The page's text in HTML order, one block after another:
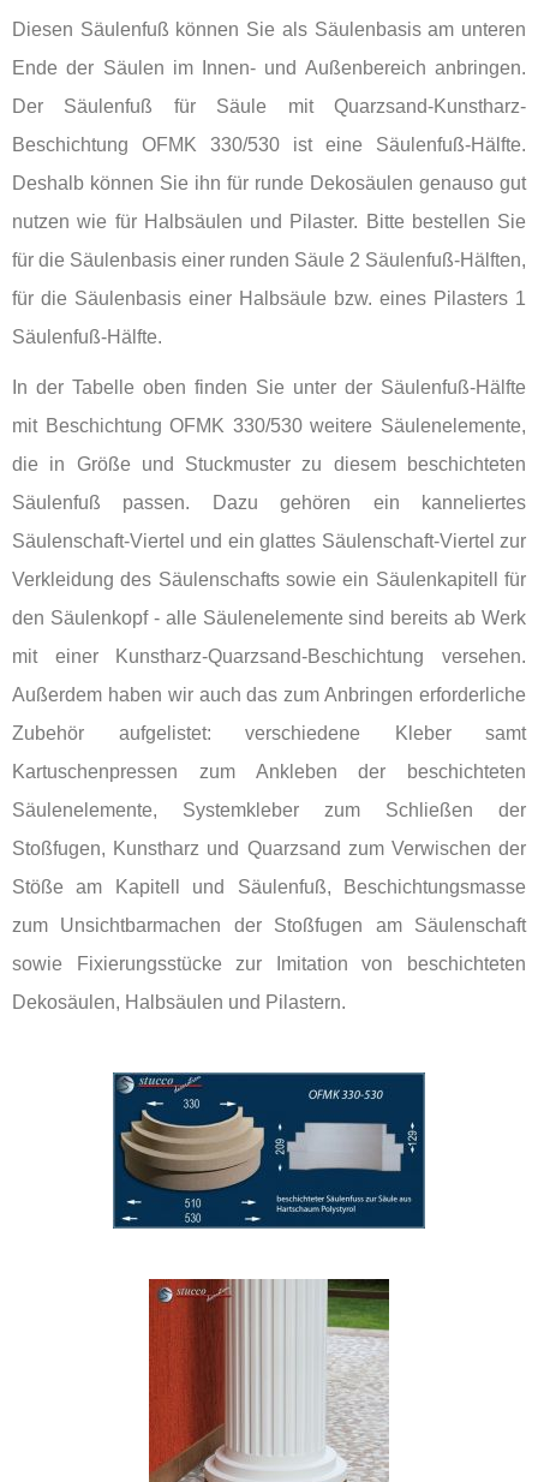
Diesen Säulenfuß können Sie als Säulenbasis am unteren
Ende der Säulen im Innen- und Außenbereich anbringen.
Der Säulenfuß für Säule mit Quarzsand-Kunstharz-
Beschichtung OFMK 330/530 ist eine Säulenfuß-Hälfte.
Deshalb können Sie ihn für runde Dekosäulen genauso gut
nutzen wie für Halbsäulen und Pilaster. Bitte bestellen Sie
für die Säulenbasis einer runden Säule 2 Säulenfuß-Hälften,
für die Säulenbasis einer Halbsäule bzw. eines Pilasters 1
Säulenfuß-Hälfte.
In der Tabelle oben finden Sie unter der Säulenfuß-Hälfte
mit Beschichtung OFMK 330/530 weitere Säulenelemente,
die in Größe und Stuckmuster zu diesem beschichteten
Säulenfuß passen. Dazu gehören ein kanneliertes
Säulenschaft-Viertel und ein glattes Säulenschaft-Viertel zur
Verkleidung des Säulenschafts sowie ein Säulenkapitell für
den Säulenkopf - alle Säulenelemente sind bereits ab Werk
mit einer Kunstharz-Quarzsand-Beschichtung versehen.
Außerdem haben wir auch das zum Anbringen erforderliche
Zubehör aufgelistet: verschiedene Kleber samt
Kartuschenpressen zum Ankleben der beschichteten
Säulenelemente, Systemkleber zum Schließen der
Stoßfugen, Kunstharz und Quarzsand zum Verwischen der
Stöße am Kapitell und Säulenfuß, Beschichtungsmasse
zum Unsichtbarmachen der Stoßfugen am Säulenschaft
sowie Fixierungsstücke zur Imitation von beschichteten
Dekosäulen, Halbsäulen und Pilastern.